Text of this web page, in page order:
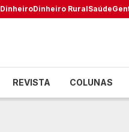
DinheiroDinheiro RuralSaúde
REVISTA COLUNAS